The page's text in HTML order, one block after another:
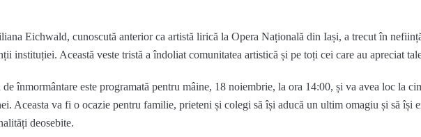
Eichwald, cunoscută anterior ca artistă lirică la Opera Națională din Iași, a trecut în
instituției. Această veste tristă a îndoliat comunitatea artistică și pe toți cei care au apreciat
de înmormântare este programată pentru mâine, 18 noiembrie, la ora 14:00, și va avea loc la
Aceasta va fi o ocazie pentru familie, prieteni și colegi să își aducă un ultim omagiu și să își
deosebite.